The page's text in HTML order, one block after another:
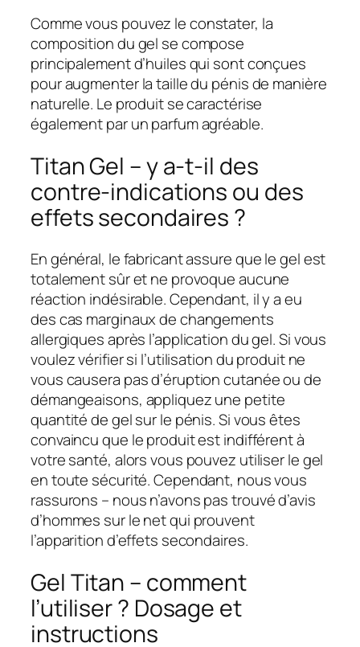
Comme vous pouvez le constater, la
composition du gel se compose
principalement d’huiles qui sont conçues
pour augmenter la taille du pénis de manière
naturelle. Le produit se caractérise
également par un parfum agréable.
Titan Gel – y a-t-il des
contre-indications ou des
effets secondaires ?
En général, le fabricant assure que le gel est
totalement sûr et ne provoque aucune
réaction indésirable. Cependant, il y a eu
des cas marginaux de changements
allergiques après l’application du gel. Si vous
voulez vérifier si l’utilisation du produit ne
vous causera pas d’éruption cutanée ou de
démangeaisons, appliquez une petite
quantité de gel sur le pénis. Si vous êtes
convaincu que le produit est indifférent à
votre santé, alors vous pouvez utiliser le gel
en toute sécurité. Cependant, nous vous
rassurons – nous n’avons pas trouvé d’avis
d’hommes sur le net qui prouvent
l’apparition d’effets secondaires.
Gel Titan – comment
l’utiliser ? Dosage et
instructions